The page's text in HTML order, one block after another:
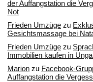
der Auffangstation die
Not
Frieden Umzüge zu
Gesichtsmassage bei
Frieden Umzüge zu
Immobilien kaufen in
Marion zu Facebook-
Auffangstation die